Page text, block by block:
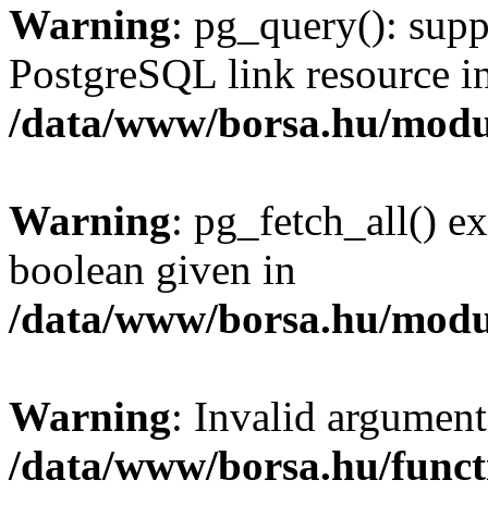
Warning: pg_query():
PostgreSQL link resource
/data/www/borsa.hu/
Warning: pg_fetch_all()
boolean given in
/data/www/borsa.hu/
Warning: Invalid
/data/www/borsa.hu/